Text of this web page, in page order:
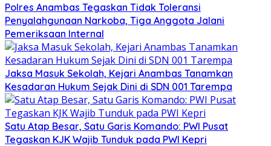
Polres Anambas Tegaskan Tidak Toleransi
Penyalahgunaan Narkoba, Tiga Anggota Jalani
Pemeriksaan Internal
Jaksa Masuk Sekolah, Kejari Anambas Tanamkan
Kesadaran Hukum Sejak Dini di SDN 001 Tarempa
Satu Atap Besar, Satu Garis Komando: PWI Pusat
Tegaskan KJK Wajib Tunduk pada PWI Kepri